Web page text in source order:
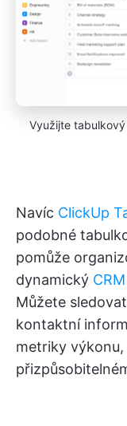
Využijte
Navíc ClickUp
podobné
pomůže
dynamický
Můžete
kontaktní
metriky